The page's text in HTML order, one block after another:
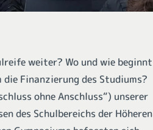
weiter? Wo und wie beginnt
Finanzierung des Studiums?
ohne Anschluss“) unserer
des Schulbereichs der Höheren